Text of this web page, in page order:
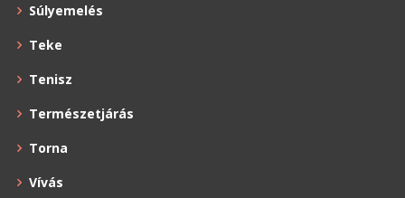
Súlyemelés
Teke
Tenisz
Természetjárás
Torna
Vívás